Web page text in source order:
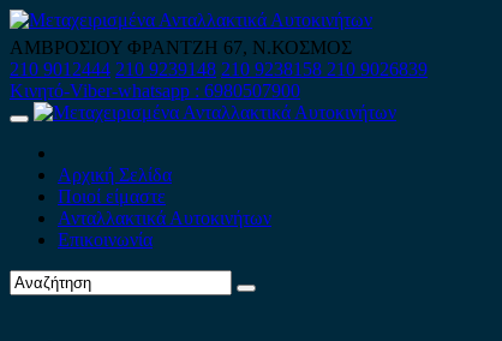
Skip
to
content
ΑΜΒΡΟΣΙΟΥ ΦΡΑΝΤΖΗ 67, Ν.ΚΟΣΜΟΣ
210 9012444 210 9239148 210 9238158 210 9026839
Κινητό-Viber-whatsapp : 6980507900
Primary
Αρχική Σελίδα
Ποιοί είμαστε
Ανταλλακτικά Αυτοκινήτων
Επικοινωνία